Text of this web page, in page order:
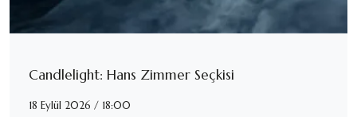
Candlelight: Hans Zimmer Seçkisi
18 Eylül 2026 / 18:00